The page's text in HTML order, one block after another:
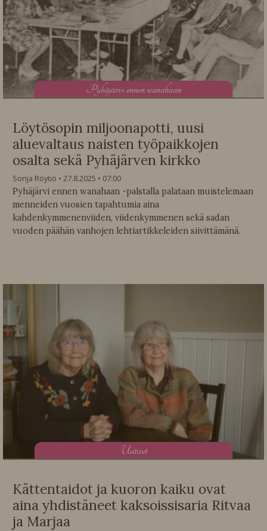
Pyhäjärvi ennen wanahaan
Löytösopin miljoonapotti, uusi
aluevaltaus naisten työpaikkojen
osalta sekä Pyhäjärven kirkko
Sonja Röytiö 27.8.2025
07:00
Pyhäjärvi ennen wanahaan -palstalla palataan muistelemaan
menneiden vuosien tapahtumia aina
kahdenkymmenenviiden, viidenkymmenen sekä sadan
vuoden päähän vanhojen lehtiartikkeleiden siivittämänä.
Uutiset
Kättentaidot ja kuoron kaiku ovat
aina yhdistäneet kaksoissisaria Ritvaa
ja Marjaa